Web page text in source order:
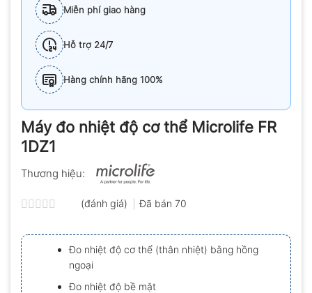
Miễn phí giao hàng
Hỗ trợ 24/7
Hàng chính hãng 100%
Máy đo nhiệt độ cơ thể Microlife FR
1DZ1
Thương hiệu:
xếp
hạng
0.0
5
sao
(đánh giá) Đã bán 70
Đo nhiệt độ cơ thể (thân nhiệt) bằng hồng
ngoại
Đo nhiệt độ bề mặt